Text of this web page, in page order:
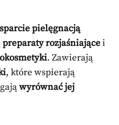
pielęgnacją
preparaty rozjaśniającei
. Zawierają
, które wspierają
wyrównać jej